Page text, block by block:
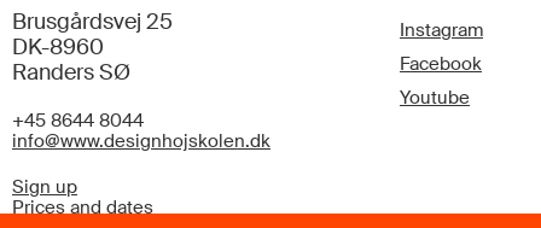
Brusgårdsvej 25
DK-8960
Randers SØ
+45 8644 8044
info@www.designhojskolen.dk
Sign up
Prices and dates
Instagram
Facebook
Youtube